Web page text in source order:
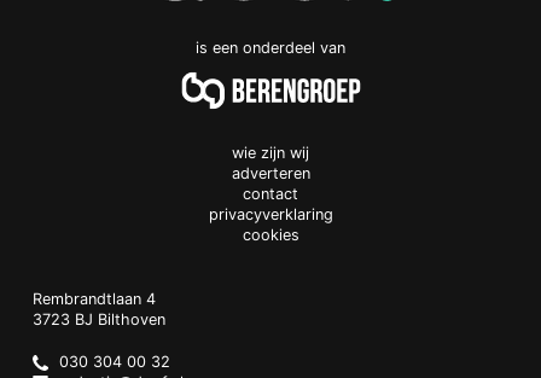
is een onderdeel van
wie zijn wij
adverteren
contact
privacyverklaring
cookies
Doof.nl
work
Rembrandtlaan 4
3723 BJ Bilthoven
Netherlands
030 304 00 32